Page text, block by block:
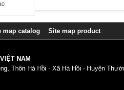
map catalog Site map product
NAM
Thôn Hà Hồi - Xã Hà Hồi - Huyện